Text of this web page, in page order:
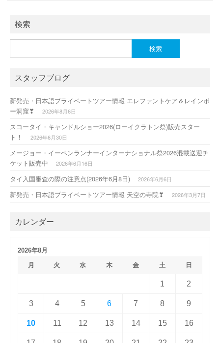
o
k
検索
索:
スタッフブログ
新発売・日本語プライベートツアー情報 エレファントケア＆レインボ
ー洞窟❣
2026年8月6日
スコータイ・キャンドルショー2026(ローイクラトン祭)販売スター
ト！
2026年6月30日
メージョー・イーペンランナーインターナショナル祭2026混載送迎チ
ケット販売中
2026年6月16日
タイ入国審査の際の注意点(2026年6月8日) 2026年6月6日
新発売・日本語プライベートツアー情報 天空の寺院❣ 2026年3月7日
カレンダー
2026年8月
月
火 水 木 金 土 日
1 2
3 4 5 6 7 8 9
10 11 12 13 14 15 16